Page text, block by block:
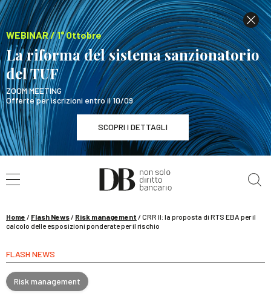
WEBINAR / 1° Ottobre
La riforma del sistema sanzionatorio
del TUF
ZOOM MEETING
Offerte per iscrizioni entro il 10/09
SCOPRI I DETTAGLI
WEBINAR / 1° Ottobre
La riforma del sistema sanzionatorio del TUF
Home / Flash News/ Risk management /CRR II: la proposta di RTS EBA per il
calcolo delle esposizioni ponderate per il rischio
FLASH NEWS
Risk management